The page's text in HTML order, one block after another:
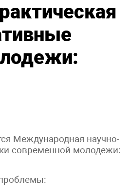
Международная научно-
современной молодежи: